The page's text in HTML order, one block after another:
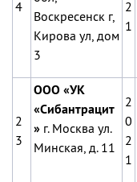
4
Воскресенск г,
Кирова ул, дом
3
2
1
2
3
ООО «УК
«Сибантрацит
» г. Москва ул.
Минская, д. 11
2
0
2
1